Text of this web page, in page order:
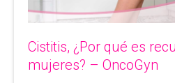
Cistitis, ¿Por qué es
mujeres? – OncoGyn